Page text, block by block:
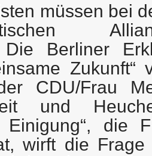
müssen bei
Die Berliner
CDU/Frau
und
Einigung“, die
wirft die